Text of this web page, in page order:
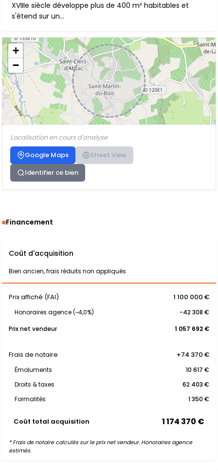
XVIIIe siècle développe plus de 400 m² habitables et
s'étend sur un...
+
−
Localisation en cours d'analyse
Google Maps
Street View
Identifier ce bien
Financement
Coût d'acquisition
Bien ancien, frais réduits non appliqués
Prix affiché (FAI) 1 100 000 €
Honoraires agence (~4,0%)
-42 308 €
Prix net vendeur
1 057 692 €
Frais de notaire +74 370 €
Émoluments
10 617 €
Droits & taxes
62 403 €
Formalités
1 350 €
Coût total acquisition 1 174 370 €
* Frais de notaire calculés sur le prix net vendeur. Honoraires agence
estimés.